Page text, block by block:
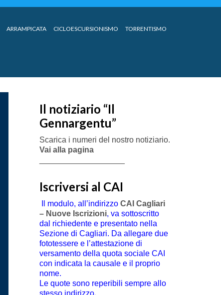
ARRAMPICATA CICLOESCURSIONISMO TORRENTISMO
Il notiziario “Il
Gennargentu”
Scarica i numeri del nostro notiziario.
Vai alla pagina
Iscriversi al CAI
Il modulo, all’indirizzo CAI Cagliari
– Nuove Iscrizioni, va sottoscritto
dal richiedente e presentato nella
Sezione di Cagliari. Da allegare due
fototessere e l’attestazione di
versamento della quota sociale CAI
con indicata la causale e il proprio
nome.
Le quote sono reperibili sempre allo
stesso indirizzo.